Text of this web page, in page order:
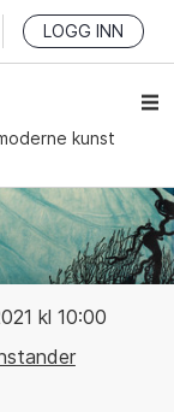
LOGG INN
kunst
kl 10:00